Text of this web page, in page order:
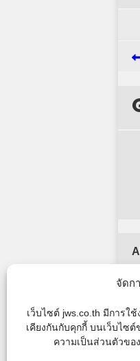
จัดก
เว็บไซต์ jws.co.th มีการใ
เคียงกันกับคุกกี้ บนเว็บไซ
ความเป็นส่วนตัวขอ